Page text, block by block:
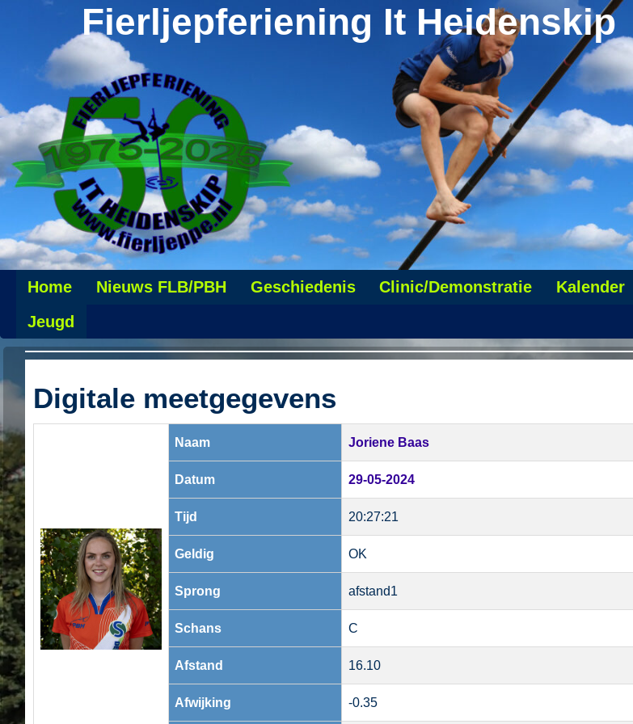
Fierljepferiening It Heidenskip
Home Nieuws FLB/PBH Geschiedenis Clinic/Demonstratie Kalender
Jeugd
Digitale meetgegevens
Naam Joriene Baas
Datum 29-05-2024
Tijd 20:27:21
Geldig OK
Sprong afstand1
Schans C
Afstand 16.10
Afwijking -0.35